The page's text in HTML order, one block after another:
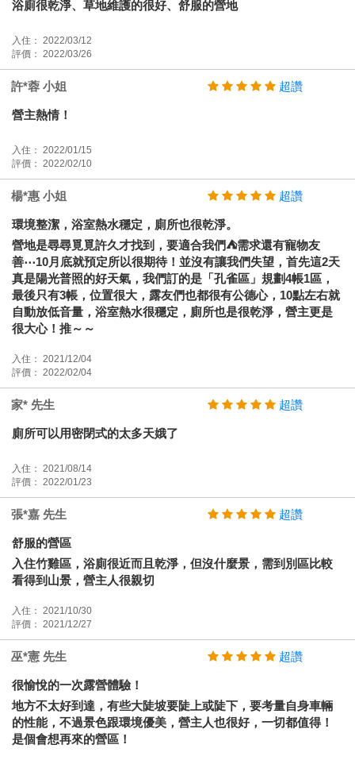
浴廁很乾淨、草地維護的很好、舒服的營地
入住： 2022/03/12
評價： 2022/03/26
許*蓉 小姐 超讚
營主熱情！
入住： 2022/01/15
評價： 2022/02/10
楊*惠 小姐 超讚
環境整潔，浴室熱水穩定，廁所也很乾淨。
營地是尋尋覓覓許久才找到，要適合我們⛺️需求還有寵物友
善⋯10月底就預定所以很期待！並沒有讓我們失望，首先這2天
真是陽光普照的好天氣，我們訂的是「孔雀區」規劃4帳1區，
最後只有3帳，位置很大，露友們也都很有公德心，10點左右就
自動放低音量，浴室熱水很穩定，廁所也是很乾淨，營主更是
很大心！推～～
入住： 2021/12/04
評價： 2022/02/04
家* 先生 超讚
廁所可以用密閉式的太多天娥了
入住： 2021/08/14
評價： 2022/01/23
張*嘉 先生 超讚
舒服的營區
入住竹雞區，浴廁很近而且乾淨，但沒什麼景，需到別區比較
看得到山景，營主人很親切
入住： 2021/10/30
評價： 2021/12/27
巫*憲 先生 超讚
很愉悅的一次露營體驗！
地方不太好到達，有些大陡坡要陡上或陡下，要考量自身車輛
的性能，不過景色跟環境優美，營主人也很好，一切都值得！
是個會想再來的營區！